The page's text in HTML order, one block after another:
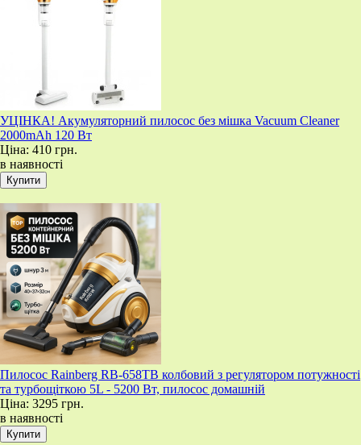
УЦІНКА! Акумуляторний пилосос без мішка Vacuum Cleaner
2000mAh 120 Вт
Ціна: 410 грн.
в наявності
Пилосос Rainberg RB-658TB колбовий з регулятором потужності
та турбощіткою 5L - 5200 Вт, пилосос домашній
Ціна: 3295 грн.
в наявності